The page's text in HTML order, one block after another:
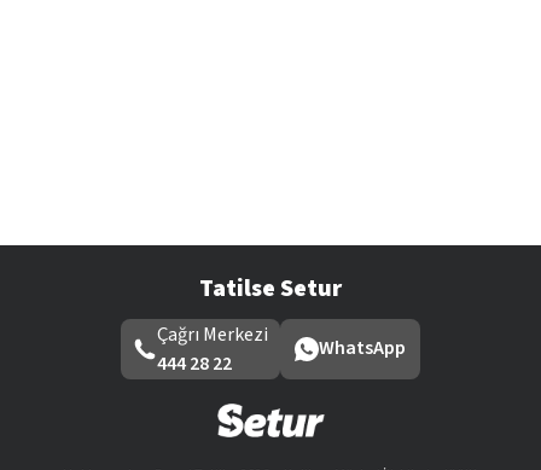
Tatilse Setur
Çağrı Merkezi
444 28 22
WhatsApp